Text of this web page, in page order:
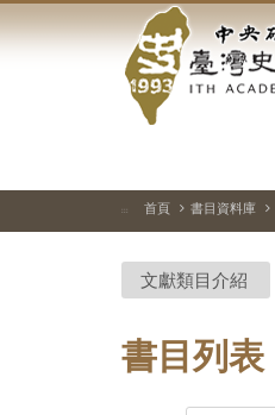
到
中
央
研
院-
臺
灣
史
::: 首頁 書目資料庫
文獻類目介紹
書目列表